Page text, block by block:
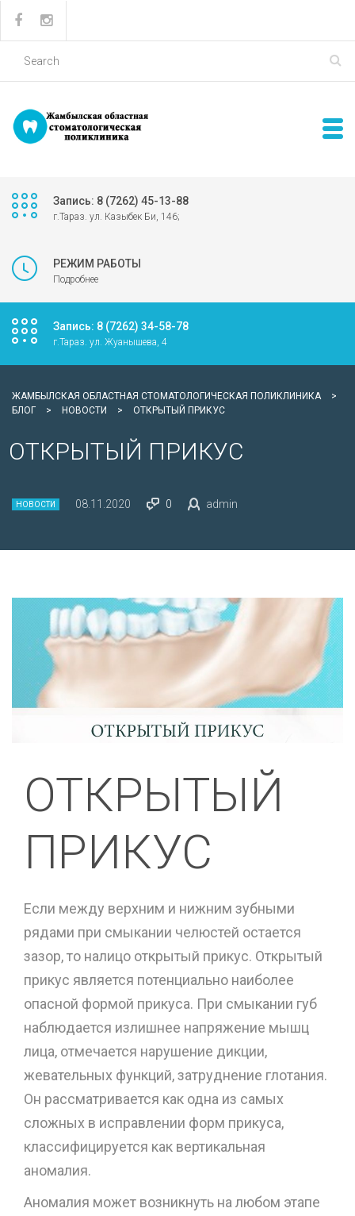
Запись: 8 (7262) 45-13-88
г.Тараз. ул. Казыбек Би, 146;
РЕЖИМ РАБОТЫ
Подробнее
Запись: 8 (7262) 34-58-78
г.Тараз. ул. Жуанышева, 4
ЖАМБЫЛСКАЯ ОБЛАСТНАЯ СТОМАТОЛОГИЧЕСКАЯ ПОЛИКЛИНИКА
>
БЛОГ
> НОВОСТИ > ОТКРЫТЫЙ ПРИКУС
ОТКРЫТЫЙ ПРИКУС
НОВОСТИ 08.11.2020 0 admin
ОТКРЫТЫЙ
ПРИКУС
Если между верхним и нижним зубными
рядами при смыкании челюстей остается
зазор, то налицо открытый прикус. Открытый
прикус является потенциально наиболее
опасной формой прикуса. При смыкании губ
наблюдается излишнее напряжение мышц
лица, отмечается нарушение дикции,
жевательных функций, затруднение глотания.
Он рассматривается как одна из самых
сложных в исправлении форм прикуса,
классифицируется как вертикальная
аномалия.
Аномалия может возникнуть на любом этапе